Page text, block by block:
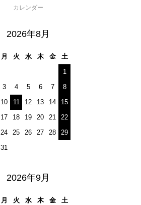
カレンダー
2026年8月
月 火 水 木 金
土
1
3 4 5 6 7
8
10 11 12 13 14
15
17 18 19 20 21
22
24 25 26 27 28
29
31
2026年9月
月 火 水 木 金
土